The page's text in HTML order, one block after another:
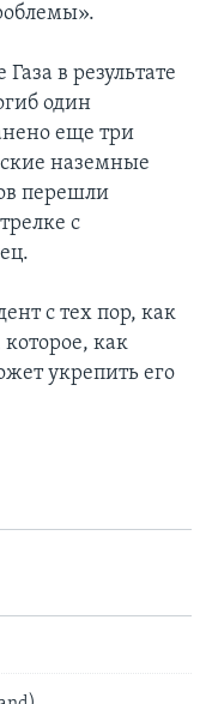
в результате
один
еще три
наземные
перешли
с
с тех пор, как
как
укрепить его